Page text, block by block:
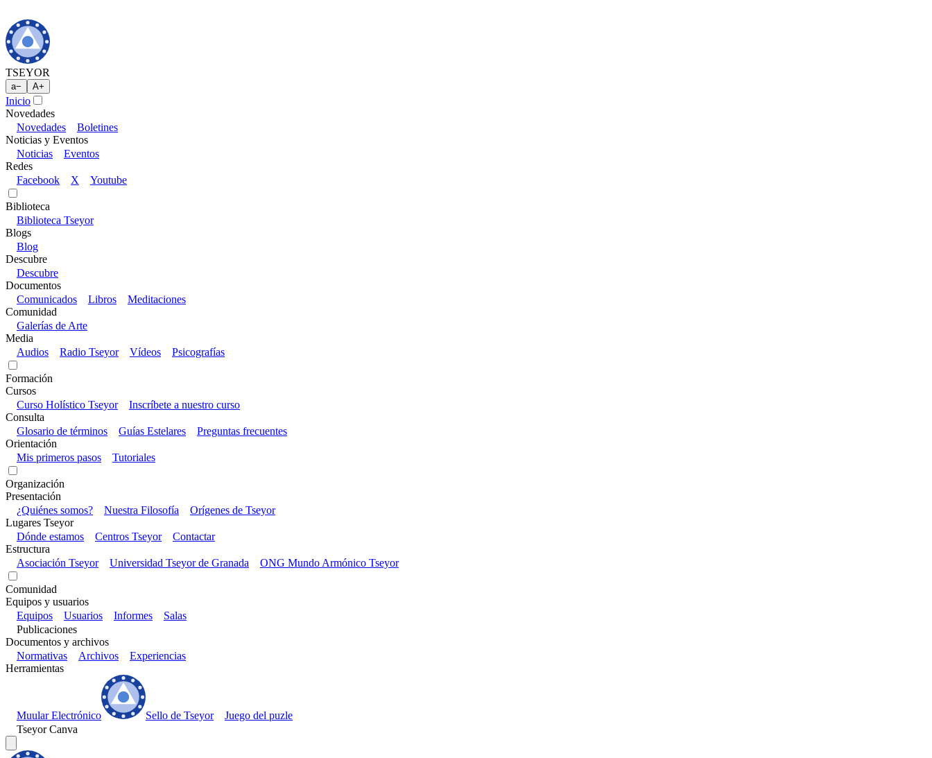
TSEYOR
a− A+
Inicio
Novedades
Novedades
Boletines
Noticias y Eventos
Noticias
Eventos
Redes
Facebook
X Youtube
Biblioteca
Biblioteca Tseyor
Blogs
Blog
Descubre
Descubre
Documentos
Comunicados
Libros
Meditaciones
Comunidad
Galerías de Arte
Media
Audios
Radio Tseyor Vídeos Psicografías
Formación
Cursos
Curso Holístico Tseyor
Inscríbete a nuestro curso
Consulta
Glosario de términos
Guías Estelares
Preguntas frecuentes
Orientación
Mis primeros pasos
Tutoriales
Organización
Presentación
¿Quiénes somos?
Nuestra Filosofía
Orígenes de Tseyor
Lugares Tseyor
Dónde estamos
Centros Tseyor
Contactar
Estructura
Asociación Tseyor
Universidad Tseyor de Granada ONG Mundo Armónico Tseyor
Comunidad
Equipos y usuarios
Equipos
Usuarios Informes
Salas
Publicaciones
Documentos y archivos
Normativas
Archivos
Experiencias
Herramientas
Muular Electrónico Sello de Tseyor
Juego del puzle
Tseyor Canva